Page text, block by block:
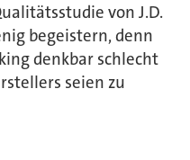
von J.D.
begeistern, denn
denkbar schlecht
seien zu